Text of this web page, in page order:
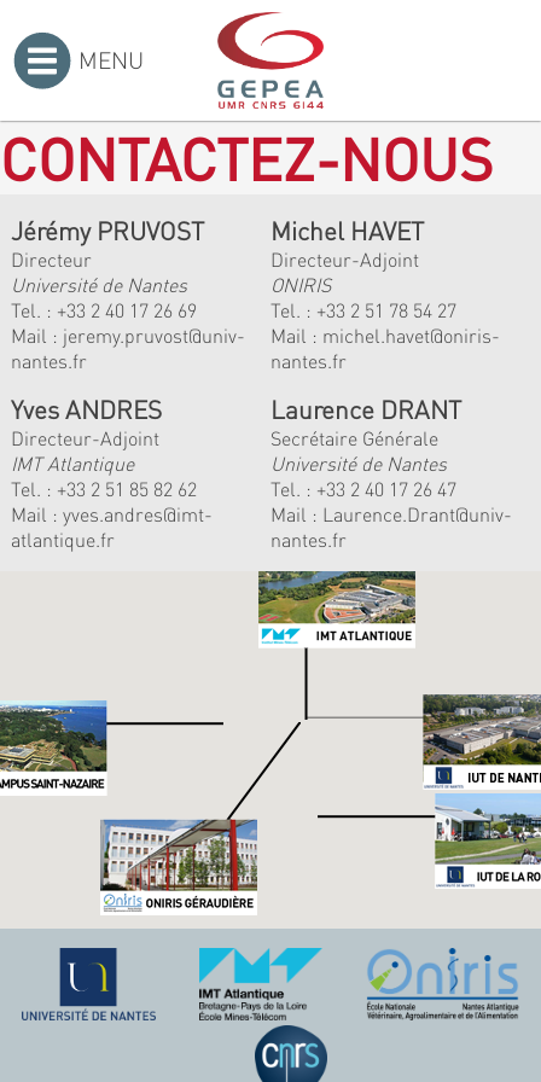
MENU
CONTACTEZ-NOUS
Jérémy PRUVOST
Directeur
Université de Nantes
Tel. : +33 2 40 17 26 69
Mail : jeremy.pruvost@univ-
nantes.fr
Michel HAVET
Directeur-Adjoint
ONIRIS
Tel. : +33 2 51 78 54 27
Mail : michel.havet@oniris-
nantes.fr
Yves ANDRES
Directeur-Adjoint
IMT Atlantique
Tel. : +33 2 51 85 82 62
Mail : yves.andres@imt-
atlantique.fr
Laurence DRANT
Secrétaire Générale
Université de Nantes
Tel. : +33 2 40 17 26 47
Mail : Laurence.Drant@univ-
nantes.fr